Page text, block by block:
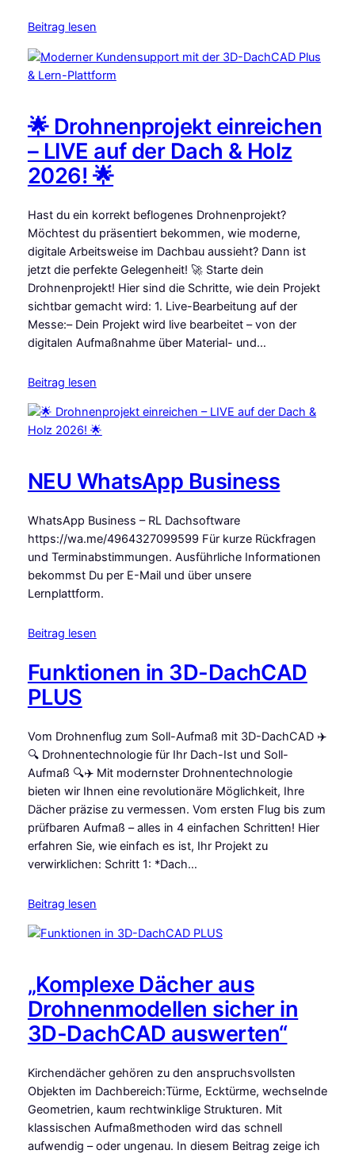
Beitrag lesen
🌟 Drohnenprojekt einreichen
– LIVE auf der Dach & Holz
2026! 🌟
Hast du ein korrekt beflogenes Drohnenprojekt?
Möchtest du präsentiert bekommen, wie moderne,
digitale Arbeitsweise im Dachbau aussieht? Dann ist
jetzt die perfekte Gelegenheit! 🚀 Starte dein
Drohnenprojekt! Hier sind die Schritte, wie dein Projekt
sichtbar gemacht wird: 1. Live-Bearbeitung auf der
Messe:– Dein Projekt wird live bearbeitet – von der
digitalen Aufmaßnahme über Material- und…
Beitrag lesen
NEU WhatsApp Business
WhatsApp Business – RL Dachsoftware
https://wa.me/4964327099599 Für kurze Rückfragen
und Terminabstimmungen. Ausführliche Informationen
bekommst Du per E-Mail und über unsere
Lernplattform.
Beitrag lesen
Funktionen in 3D-DachCAD
PLUS
Vom Drohnenflug zum Soll-Aufmaß mit 3D-DachCAD ✈️
🔍 Drohnentechnologie für Ihr Dach-Ist und Soll-
Aufmaß 🔍✈️ Mit modernster Drohnentechnologie
bieten wir Ihnen eine revolutionäre Möglichkeit, Ihre
Dächer präzise zu vermessen. Vom ersten Flug bis zum
prüfbaren Aufmaß – alles in 4 einfachen Schritten! Hier
erfahren Sie, wie einfach es ist, Ihr Projekt zu
verwirklichen: Schritt 1: *Dach…
Beitrag lesen
„Komplexe Dächer aus
Drohnenmodellen sicher in
3D-DachCAD auswerten“
Kirchendächer gehören zu den anspruchsvollsten
Objekten im Dachbereich:Türme, Ecktürme, wechselnde
Geometrien, kaum rechtwinklige Strukturen. Mit
klassischen Aufmaßmethoden wird das schnell
aufwendig – oder ungenau. In diesem Beitrag zeige ich